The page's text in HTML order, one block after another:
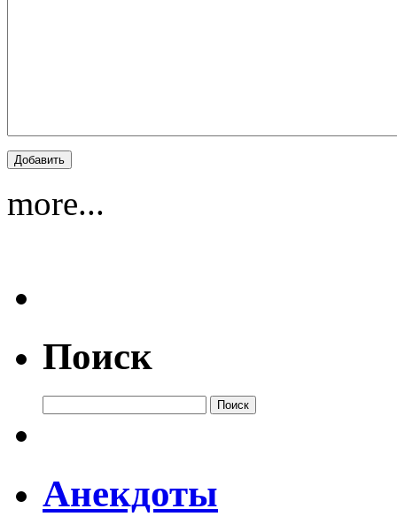
more...
Поиск
Анекдоты